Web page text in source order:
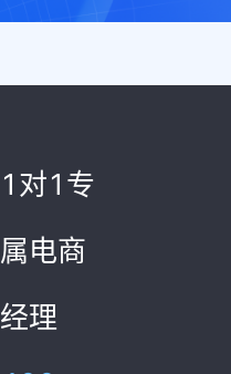
1对1专
属电商
经理